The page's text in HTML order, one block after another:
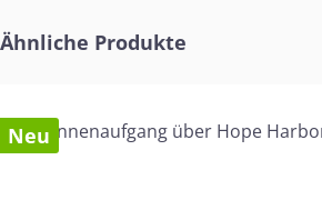
Produktgalerie überspringen
Ähnliche Produkte
Neu